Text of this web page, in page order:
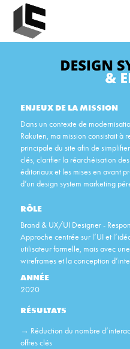
ENJEUX DE LA MISSION
Dans un contexte de
Rakuten, ma mission consistait à
principale du site afin de
clés, clarifier la réarchéisation
éditoriaux et les mises en avant
d’un design system marketing
RÔLE
Brand & UX/UI Designer -
Approche centrée sur l’UI et
utilisateur formelle, mais avec
wireframes et la conception
ANNÉE
2020
RÉSULTATS
→ Réduction du nombre
offres clés